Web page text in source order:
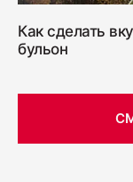
Как сделать
бульон